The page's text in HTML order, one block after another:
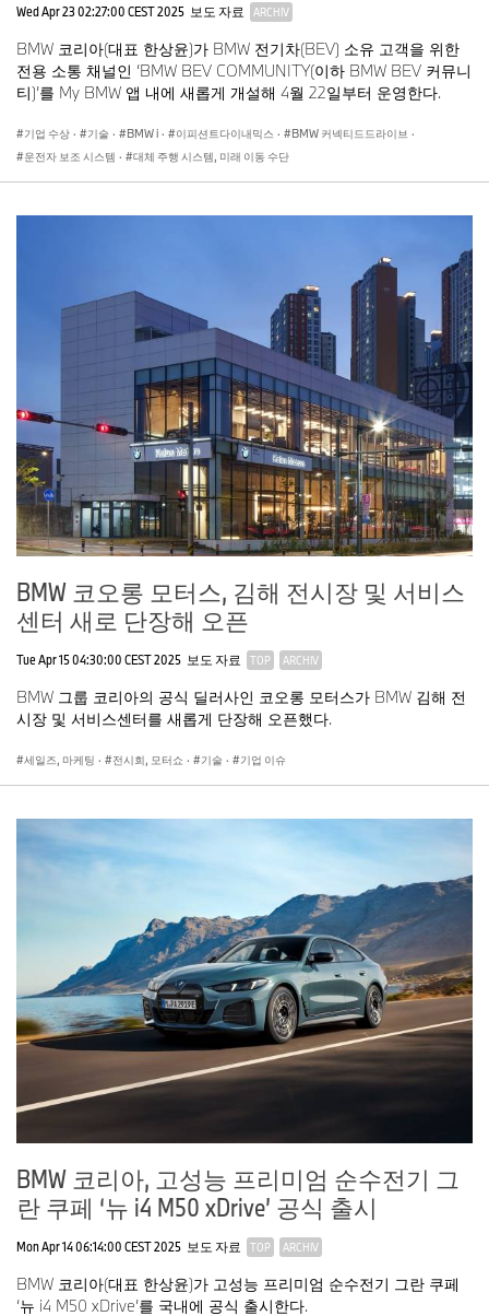
Wed Apr 23 02:27:00 CEST 2025 보도 자료 ARCHIV
BMW 코리아(대표 한상윤)가 BMW 전기차(BEV) 소유 고객을 위한
전용 소통 채널인 ‘BMW BEV COMMUNITY(이하 BMW BEV 커뮤니
티)’를 My BMW 앱 내에 새롭게 개설해 4월 22일부터 운영한다.
기업 수상 · 기술 · BMW i · 이피션트다이내믹스 · BMW 커넥티드드라이브 ·
운전자 보조 시스템 · 대체 주행 시스템, 미래 이동 수단
BMW 코오롱 모터스, 김해 전시장 및 서비스
센터 새로 단장해 오픈
Tue Apr 15 04:30:00 CEST 2025 보도 자료 TOP ARCHIV
BMW 그룹 코리아의 공식 딜러사인 코오롱 모터스가 BMW 김해 전
시장 및 서비스센터를 새롭게 단장해 오픈했다.
세일즈, 마케팅 · 전시회, 모터쇼 · 기술 · 기업 이슈
BMW 코리아, 고성능 프리미엄 순수전기 그
란 쿠페 ‘뉴 i4 M50 xDrive’ 공식 출시
Mon Apr 14 06:14:00 CEST 2025 보도 자료 TOP ARCHIV
BMW 코리아(대표 한상윤)가 고성능 프리미엄 순수전기 그란 쿠페
‘뉴 i4 M50 xDrive’를 국내에 공식 출시한다.